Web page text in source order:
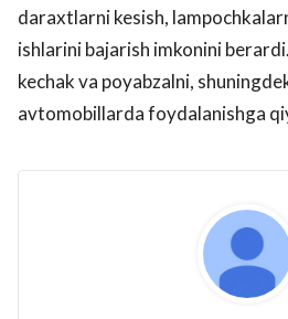
daraxtlarni kesish,
ishlarini bajarish imkonini
kechak va poyabzalni,
avtomobillarda foydalanishga